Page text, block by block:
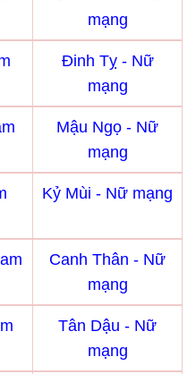
mạng
Đinh Tỵ - Nữ
mạng
Mậu Ngọ - Nữ
mạng
Kỷ Mùi - Nữ mạng
Canh Thân - Nữ
mạng
Tân Dậu - Nữ
mạng